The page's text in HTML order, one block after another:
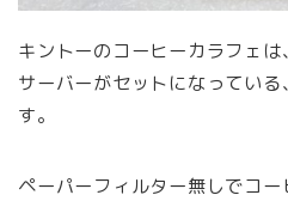
キントーのコーヒーカラフェ
サーバーがセットになってい
す。
ペーパーフィルター無しでコ